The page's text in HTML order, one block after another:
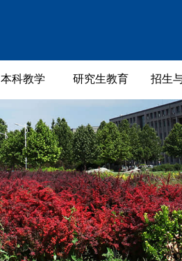
本科教学 研究生教育 招生